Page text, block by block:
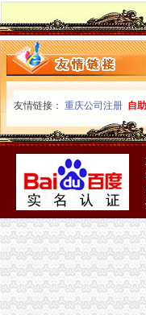
重庆联合产权交易所项目公
渝中区代账公司
重庆星都大厦15处房产拍卖
【重庆渝中区代理记账|代理
四川朝机器厂与上海重庆汽
关于印发《渝中区残疾人辅
重庆普飞代理记账有限公司
重庆公司注册_工商代理_个
重庆市南岸区南坪江南大道
重庆代理记账-重庆工商代
重庆市渝中区中山一路148
代账公司
泰州代账,泰州代账会计,泰
代账会计虚开发票上千万每
昆山代账公司,昆山代账,昆
安徽国硕财税管理有限公司
合肥会计代帐|合肥代报税|
友情链接： 重庆公司注册 自
51La